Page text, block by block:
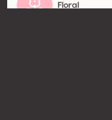
Floral